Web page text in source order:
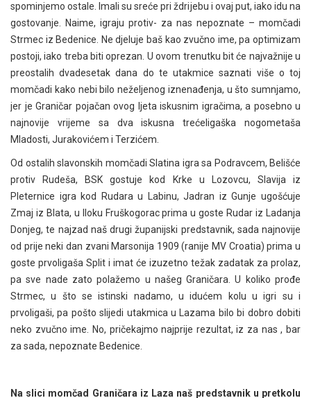
spominjemo ostale. Imali su sreće pri ždrijebu i ovaj put, iako idu na
gostovanje. Naime, igraju protiv- za nas nepoznate – momčadi
Strmec iz Bedenice. Ne djeluje baš kao zvučno ime, pa optimizam
postoji, iako treba biti oprezan. U ovom trenutku bit će najvažnije u
preostalih dvadesetak dana do te utakmice saznati više o toj
momčadi kako nebi bilo neželjenog iznenađenja, u što sumnjamo,
jer je Graničar pojačan ovog ljeta iskusnim igračima, a posebno u
najnovije vrijeme sa dva iskusna trećeligaška nogometaša
Mladosti, Jurakovićem i Terzićem.
Od ostalih slavonskih momčadi Slatina igra sa Podravcem, Belišće
protiv Rudeša, BSK gostuje kod Krke u Lozovcu, Slavija iz
Pleternice igra kod Rudara u Labinu, Jadran iz Gunje ugošćuje
Zmaj iz Blata, u Iloku Fruškogorac prima u goste Rudar iz Ladanja
Donjeg, te najzad naš drugi županijski predstavnik, sada najnovije
od prije neki dan zvani Marsonija 1909 (ranije MV Croatia) prima u
goste prvoligaša Split i imat će izuzetno težak zadatak za prolaz,
pa sve nade zato polažemo u našeg Graničara. U koliko prođe
Strmec, u što se istinski nadamo, u idućem kolu u igri su i
prvoligaši, pa pošto slijedi utakmica u Lazama bilo bi dobro dobiti
neko zvučno ime. No, pričekajmo najprije rezultat, iz za nas , bar
za sada, nepoznate Bedenice.
Na slici momčad Graničara iz Laza naš predstavnik u pretkolu